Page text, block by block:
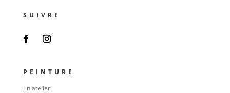
SUIVRE
PEINTURE
En atelier